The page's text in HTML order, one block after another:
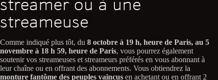
streamer ou à une
streameuse
Comme indiqué plus tôt, du 8 octobre à 19 h, heure de Paris, au 5
novembre à 18 h 59, heure de Paris, vous pourrez également
soutenir vos streameuses et streameurs préférés en vous abonnant à
leur chaîne ou en offrant des abonnements. Vous obtiendrez la
monture fantôme des peuples vaincus en achetant ou en offrant 2